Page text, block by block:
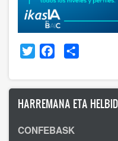
Twitter Facebook
HARREMANA ETA
CONFEBASK